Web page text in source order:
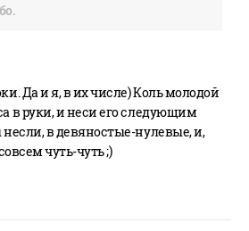
Да и я, в их числе) Коль молодой
в руки, и неси его следующим
в девяностые-нулевые, и,
чуть-чуть ;)